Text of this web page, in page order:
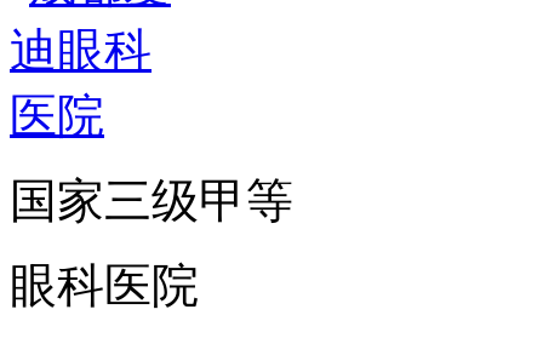
国家三级甲等
眼科医院